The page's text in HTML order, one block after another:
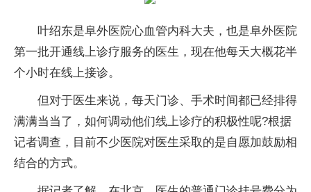
叶绍东是阜外医院心血管内科大夫，也是阜外医院
第一批开通线上诊疗服务的医生，现在他每天大概花半
个小时在线上接诊。
但对于医生来说，每天门诊、手术时间都已经排得
满满当当了，如何调动他们线上诊疗的积极性呢?根据
记者调查，目前不少医院对医生采取的是自愿加鼓励相
结合的方式。